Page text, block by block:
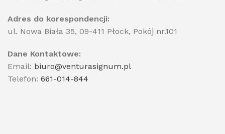
Adres do korespondencji:
ul. Nowa Biała 35, 09-411 Płock, Pokój nr.101
Dane Kontaktowe:
Email: biuro@venturasignum.pl
Telefon: 661-014-844